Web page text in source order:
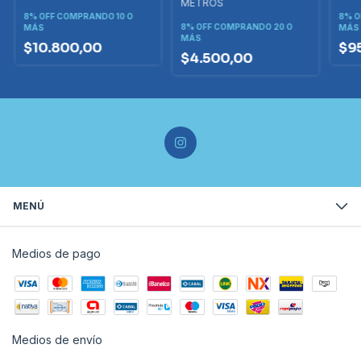
8% OFF COMPRANDO 10 O
MÁS
$10.800,00
METROS
8% OFF COMPRANDO 20 O
MÁS
$4.500,00
8%
MÁS
MENÚ
Medios de pago
Medios de envío